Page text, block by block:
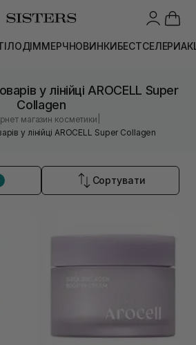
ДІММЕРЧНОВИНКИБЕСТСЕЛЕРИ
у лінійці AROCELL Super
Collagen
магазин косметики
у лінійці AROCELL Super Collagen
Сортувати